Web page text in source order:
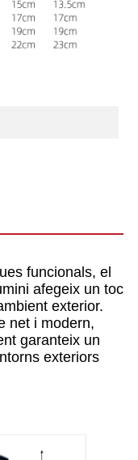
funcionals, el
afegeix un toc
exterior.
net i modern,
garanteix un
exteriors